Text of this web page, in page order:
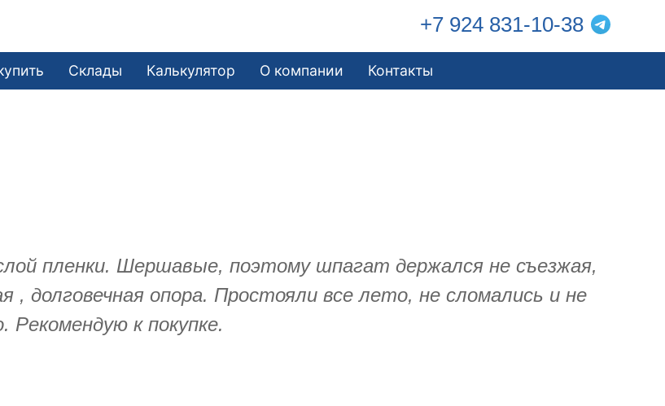
+7 924 831-10-38
Склады Калькулятор О компании Контакты
пленки. Шершавые, поэтому шпагат держался не съезжая,
, долговечная опора. Простояли все лето, не сломались и не
к покупке.